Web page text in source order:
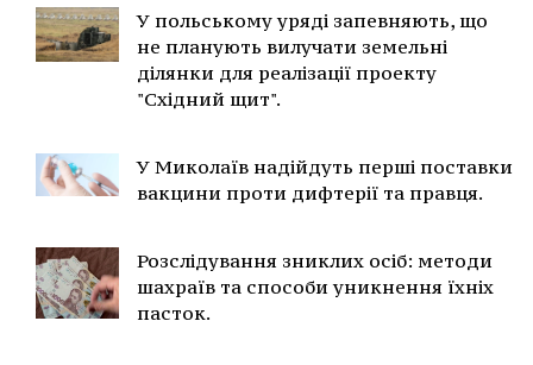
У польському уряді запевняють, що
не планують вилучати земельні
ділянки для реалізації проекту
"Східний щит".
У Миколаїв надійдуть перші поставки
вакцини проти дифтерії та правця.
Розслідування зниклих осіб: методи
шахраїв та способи уникнення їхніх
пасток.